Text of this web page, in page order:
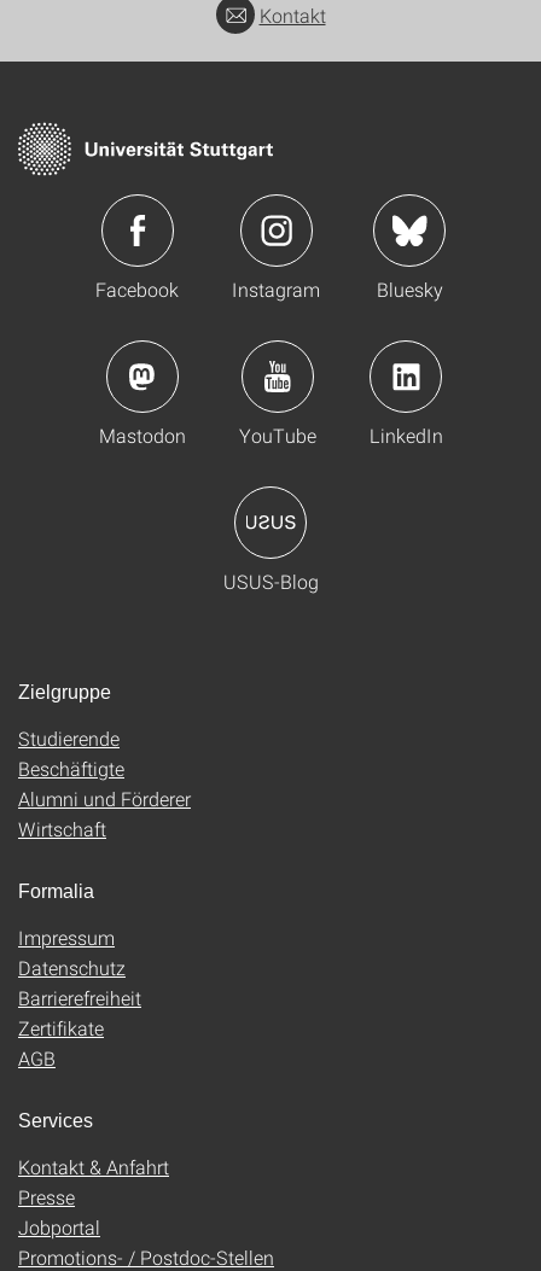
Kontakt
Facebook Instagram Bluesky
Mastodon YouTube LinkedIn
USUS-Blog
Zielgruppe
Studierende
Beschäftigte
Alumni und Förderer
Wirtschaft
Formalia
Impressum
Datenschutz
Barrierefreiheit
Zertifikate
AGB
Services
Kontakt & Anfahrt
Presse
Jobportal
Promotions- / Postdoc-Stellen